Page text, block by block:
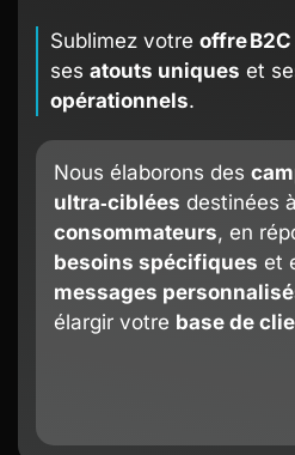
Sublimez votre offre B2C
ses atouts uniques et
opérationnels.
Nous élaborons des
ultra‑ciblées destinées
consommateurs, en
besoins spécifiques et
messages
élargir votre base de